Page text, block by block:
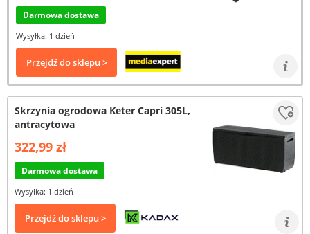
Darmowa dostawa
Wysyłka: 1 dzień
Przejdź do sklepu >
Skrzynia ogrodowa Keter Capri 305L,
antracytowa
322,99 zł
Darmowa dostawa
Wysyłka: 1 dzień
Przejdź do sklepu >